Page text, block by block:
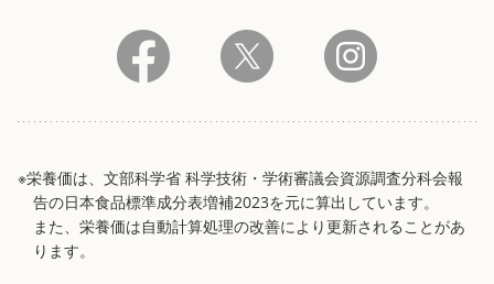
※栄養価は、文部科学省 科学技術・学術審議会資源調査分科会報
告の日本食品標準成分表増補2023を元に算出しています。
また、栄養価は自動計算処理の改善により更新されることがあ
ります。